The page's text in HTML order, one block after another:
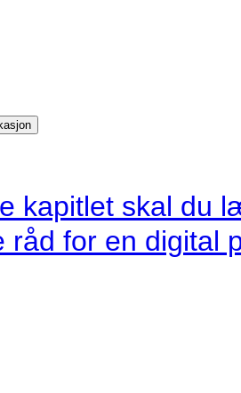
kapitlet skal du
råd for en digital